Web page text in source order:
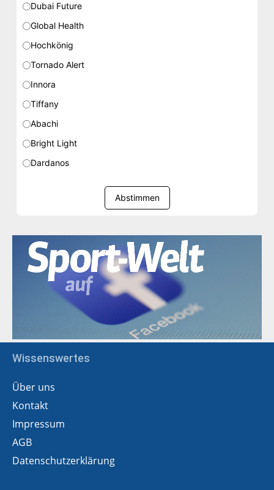
Dubai Future
Global Health
Hochkönig
Tornado Alert
Innora
Tiffany
Abachi
Bright Light
Dardanos
Abstimmen
Wissenswertes
Über uns
Kontakt
Impressum
AGB
Datenschutzerklärung